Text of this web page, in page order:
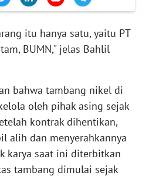
itu hanya satu, yaitu PT
BUMN," jelas Bahlil
bahwa tambang nikel di
oleh pihak asing sejak
kontrak dihentikan,
alih dan menyerahkannya
karya saat ini diterbitkan
tambang dimulai sejak